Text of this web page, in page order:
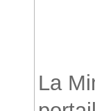
La